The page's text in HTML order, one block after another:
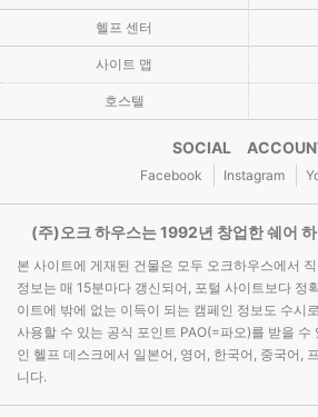
헬프 센터
사이트 맵
호스텔
SOCIAL
Facebook Instagram
(주)오크 하우스는 1992년 창업한 쉐어
본 사이트에 게재된 건물은 모두 오크하우스에서
정보는 매 15분마다 갱신되어, 포털 사이트보다 정
이트에 밖에 없는 이득이 되는 캠페인 정보도 수시
사용할 수 있는 공식 포인트 PAO(=파오)를 받을
인 헬프 데스크에서 일본어, 영어, 한국어, 중국어,
니다.